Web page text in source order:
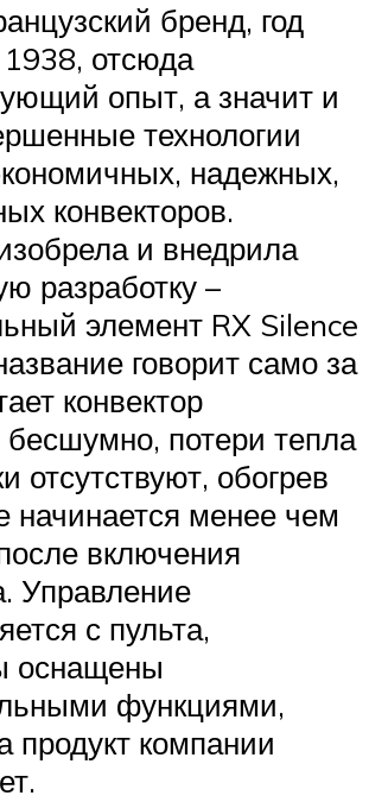
бренд, год
отсюда
опыт, а значит и
технологии
надежных,
конвекторов.
и внедрила
разработку –
элемент RX Silence
говорит само за
конвектор
потери тепла
отсутствуют, обогрев
начинается менее чем
включения
Управление
с пульта,
оснащены
функциями,
продукт компании